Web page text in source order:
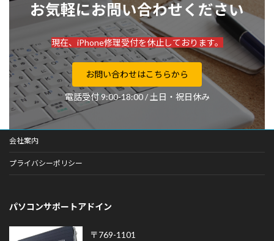
お気軽にお問い合わせください
現在、iPhone修理受付を休止しております。
お問い合わせはこちらから
電話受付 9:00-18:00 / 土日・祝日休み
会社案内
プライバシーポリシー
パソコンサポートアドイン
〒769-1101